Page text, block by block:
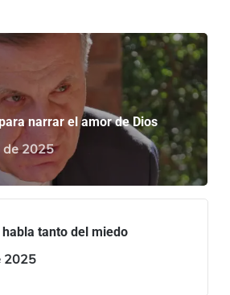
narrar el amor de Dios
de 2025
tanto del miedo
2025